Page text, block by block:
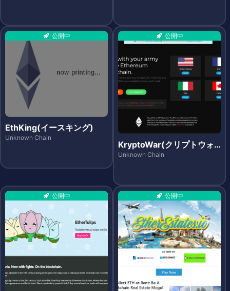
公開中
EthKing(イースキング)
Unknown Chain
公開中
KryptoWar(クリプトウォ
ー)
Unknown Chain
公開中 公開中